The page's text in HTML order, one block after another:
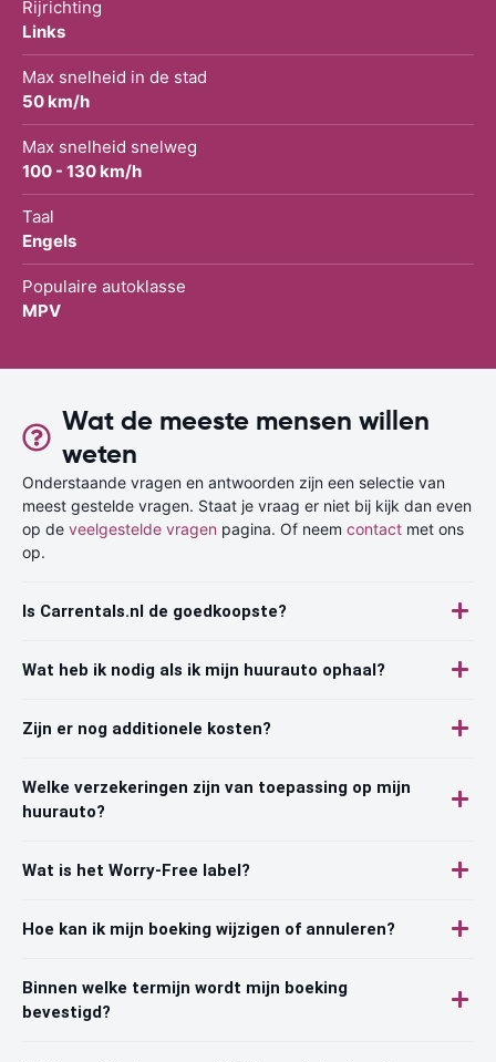
Rijrichting
Links
Max snelheid in de stad
50 km/h
Max snelheid snelweg
100 - 130 km/h
Taal
Engels
Populaire autoklasse
MPV
Wat de meeste mensen willen
weten
Onderstaande vragen en antwoorden zijn een selectie van
meest gestelde vragen. Staat je vraag er niet bij kijk dan even
op de veelgestelde vragen pagina. Of neem contact met ons
op.
Is Carrentals.nl de goedkoopste?
Wat heb ik nodig als ik mijn huurauto ophaal?
Zijn er nog additionele kosten?
Welke verzekeringen zijn van toepassing op mijn
huurauto?
Wat is het Worry-Free label?
Hoe kan ik mijn boeking wijzigen of annuleren?
Binnen welke termijn wordt mijn boeking
bevestigd?